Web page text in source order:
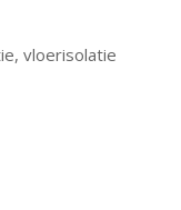
vloerisolatie